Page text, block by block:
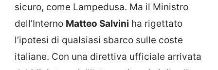
sicuro, come Lampedusa. Ma il Ministro
dell’Interno Matteo Salvini ha rigettato
l’ipotesi di qualsiasi sbarco sulle coste
italiane. Con una direttiva ufficiale arrivata